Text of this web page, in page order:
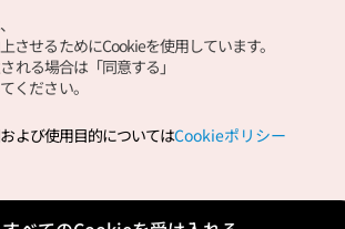
Tourism Organization All Rights
公式メール
させるためにCookieを使用しています。
れる場合は「同意する」
ください。
よび使用目的についてはCookieポリシー